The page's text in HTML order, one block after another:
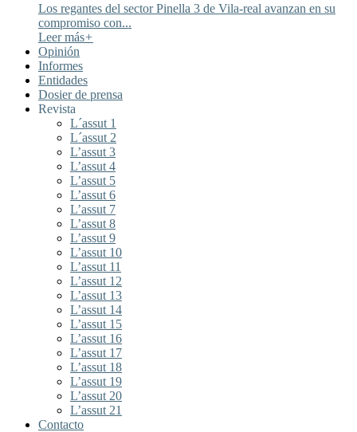
Los regantes del sector Pinella 3 de Vila-real avanzan en su
compromiso con...
Leer más+
Opinión
Informes
Entidades
Dosier de prensa
Revista
L´assut 1
L´assut 2
L’assut 3
L’assut 4
L’assut 5
L’assut 6
L’assut 7
L’assut 8
L’assut 9
L’assut 10
L’assut 11
L’assut 12
L’assut 13
L’assut 14
L’assut 15
L’assut 16
L’assut 17
L’assut 18
L’assut 19
L’assut 20
L’assut 21
Contacto